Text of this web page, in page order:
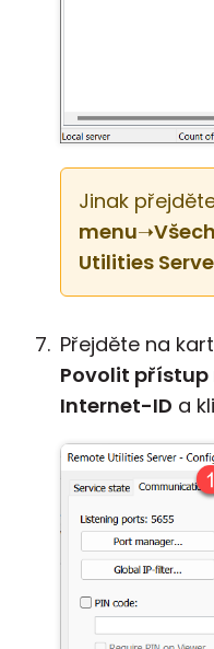
Jinak
menu➝
Utilities
Přejděte na
Povolit
Internet-ID a